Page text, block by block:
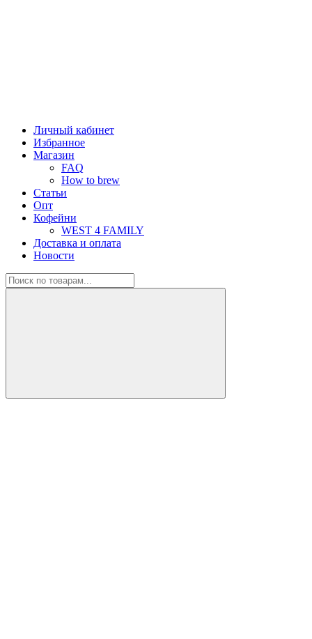
Личный кабинет
Избранное
Магазин
FAQ
How to brew
Статьи
Опт
Кофейни
WEST 4 FAMILY
Доставка и оплата
Новости